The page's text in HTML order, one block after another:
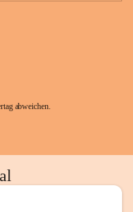
abweichen.